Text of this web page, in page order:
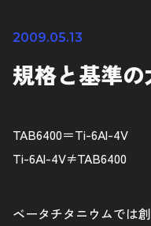
2009.05.13
規格と基準の
TAB6400＝Ti-6Al-4V
Ti-6Al-4V≠TAB6400
ベータチタニウムでは